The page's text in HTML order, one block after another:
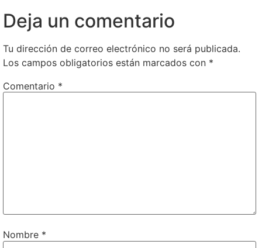
Deja un comentario
Tu dirección de correo electrónico no será publicada.
Los campos obligatorios están marcados con *
Comentario *
Nombre *